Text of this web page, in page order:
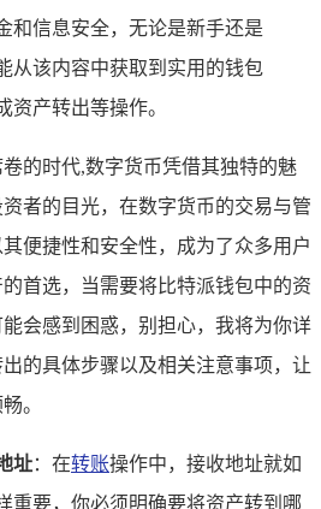
和信息安全，无论是新手还是
从该内容中获取到实用的钱包
资产转出等操作。
的时代,数字货币凭借其独特的魅
者的目光，在数字货币的交易与管
便捷性和安全性，成为了众多用户
首选，当需要将比特派钱包中的资
会感到困惑，别担心，我将为你详
的具体步骤以及相关注意事项，让
。
址：在转账操作中，接收地址就如
重要，你必须明确要将资产转到哪